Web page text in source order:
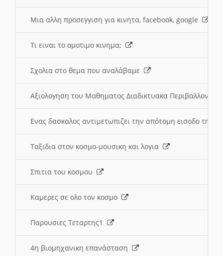
Μια αλλη προσεγγιση για κινητα, facebook, google
Τι ειναι το ομοτιμο κινημα;
Σχολια στο θεμα που αναλάβαμε
Αξιολογηση του Μαθηματος Διαδικτυακα
Ενας δασκαλος αντιμετωπιζει την απότομη εισοδο της
Ταξιδια στον κοσμο-μουσικη και λογια
Σπιτια του κοσμου
Καμερες σε ολο τον κοσμο
Παρουσιες Τεταρτης1
4η βιομηχανικη επανάσταση